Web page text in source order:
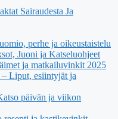
Sairaudesta Ja
perhe ja oikeustaistelu
Juoni ja Katseluohjeet
ja matkailuvinkit 2025
Liput, esiintyjät ja
päivän ja viikon